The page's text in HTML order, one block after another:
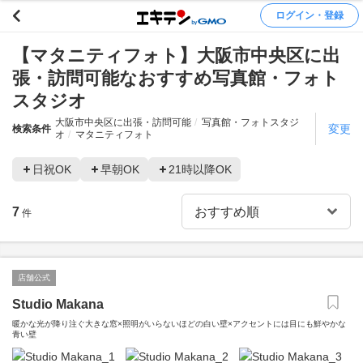
ログイン・登録
【マタニティフォト】大阪市中央区に出
張・訪問可能なおすすめ写真館・フォト
スタジオ
検索条件
大阪市中央区に出張・訪問可能
写真館・フォトスタジ
オ
マタニティフォト 変更
日祝OK 早朝OK 21時以降OK
7 件
店舗公式
Studio Makana
暖かな光が降り注ぐ大きな窓×照明がいらないほどの白い壁×アクセントには目にも鮮やかな
青い壁